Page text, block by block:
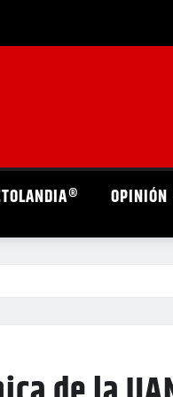
OPINIÓN